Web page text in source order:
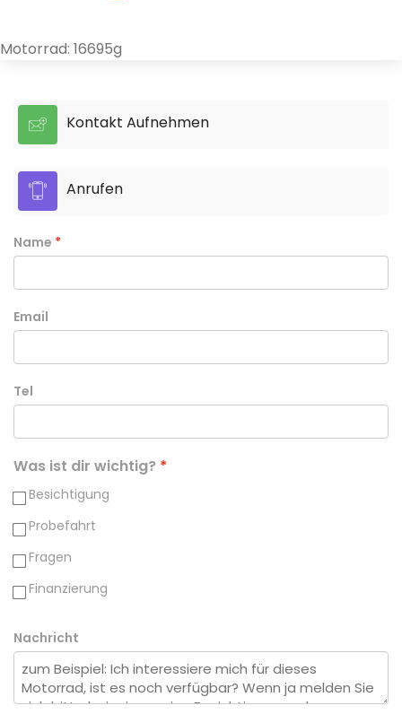
Motorrad: 16695g
Kontakt Aufnehmen
Anrufen
Name
Email
Tel
Was ist dir wichtig?
Besichtigung
Probefahrt
Fragen
Finanzierung
Nachricht